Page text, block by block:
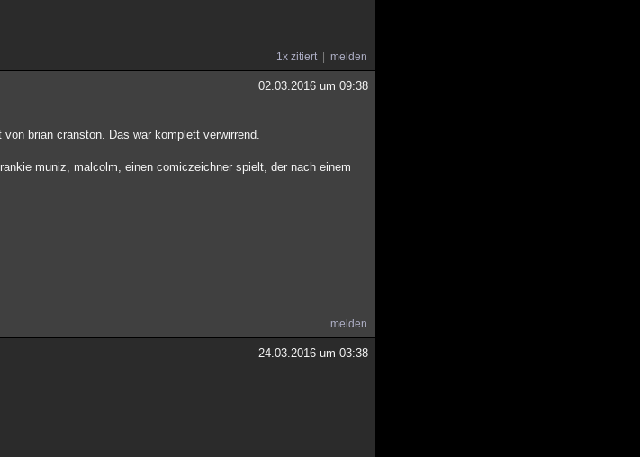
1x zitiert melden
02.03.2016 um 09:38
brian cranston. Das war komplett verwirrend.
muniz, malcolm, einen comiczeichner spielt, der nach einem
melden
24.03.2016 um 03:38